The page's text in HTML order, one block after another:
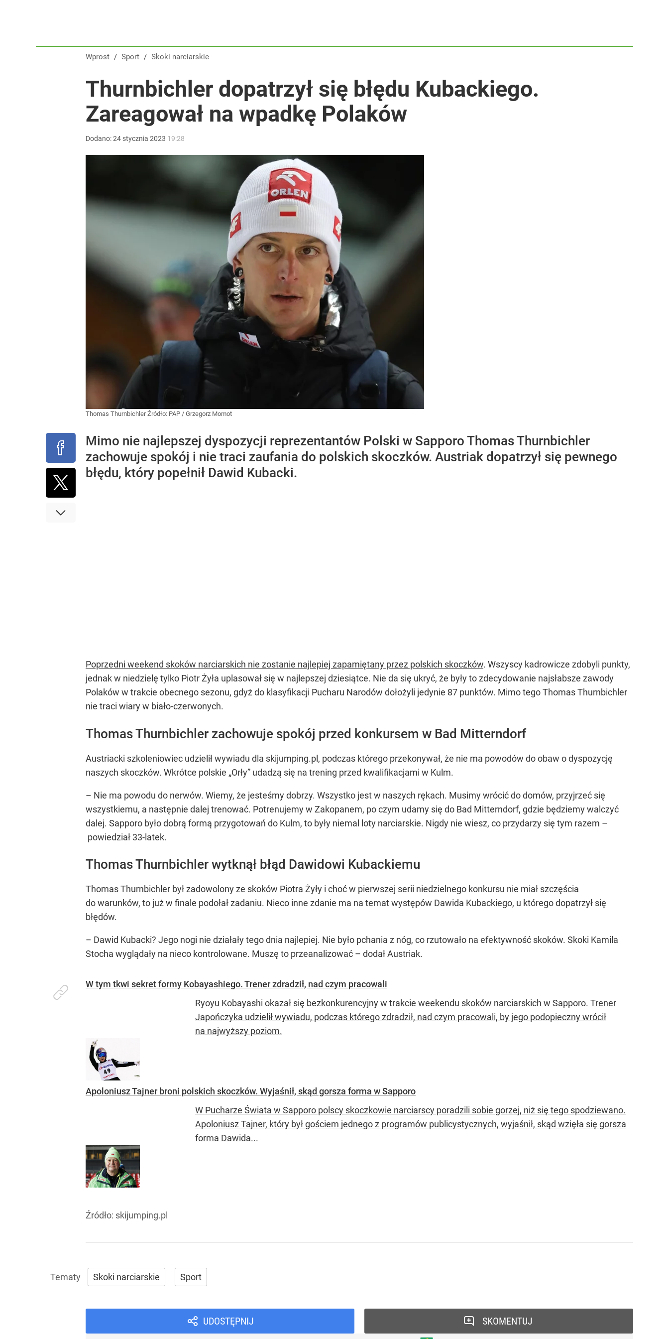
Wprost / Sport / Skoki narciarskie
Thurnbichler dopatrzył się błędu Kubackiego.
Zareagował na wpadkę Polaków
Dodano:24 stycznia 2023 19:28
Thomas ThurnbichlerŹródło: PAP / Grzegorz Momot
Mimo nie najlepszej dyspozycji reprezentantów Polski w Sapporo Thomas Thurnbichler
zachowuje spokój i nie traci zaufania do polskich skoczków. Austriak dopatrzył się pewnego
błędu, który popełnił Dawid Kubacki.
Poprzedni weekend skoków narciarskich nie zostanie najlepiej zapamiętany przez polskich skoczków. Wszyscy kadrowicze zdobyli punkty,
jednak w niedzielę tylko Piotr Żyła uplasował się w najlepszej dziesiątce. Nie da się ukryć, że były to zdecydowanie najsłabsze zawody
Polaków w trakcie obecnego sezonu, gdyż do klasyfikacji Pucharu Narodów dołożyli jedynie 87 punktów. Mimo tego Thomas Thurnbichler
nie traci wiary w biało-czerwonych.
Thomas Thurnbichler zachowuje spokój przed konkursem w Bad Mitterndorf
Austriacki szkoleniowiec udzielił wywiadu dla skijumping.pl, podczas którego przekonywał, że nie ma powodów do obaw o dyspozycję
naszych skoczków. Wkrótce polskie „Orły” udadzą się na trening przed kwalifikacjami w Kulm.
– Nie ma powodu do nerwów. Wiemy, że jesteśmy dobrzy. Wszystko jest w naszych rękach. Musimy wrócić do domów, przyjrzeć się
wszystkiemu, a następnie dalej trenować. Potrenujemy w Zakopanem, po czym udamy się do Bad Mitterndorf, gdzie będziemy walczyć
dalej. Sapporo było dobrą formą przygotowań do Kulm, to były niemal loty narciarskie. Nigdy nie wiesz, co przydarzy się tym razem –
powiedział 33-latek.
Thomas Thurnbichler wytknął błąd Dawidowi Kubackiemu
Thomas Thurnbichler był zadowolony ze skoków Piotra Żyły i choć w pierwszej serii niedzielnego konkursu nie miał szczęścia
do warunków, to już w finale podołał zadaniu. Nieco inne zdanie ma na temat występów Dawida Kubackiego, u którego dopatrzył się
błędów.
– Dawid Kubacki? Jego nogi nie działały tego dnia najlepiej. Nie było pchania z nóg, co rzutowało na efektywność skoków. Skoki Kamila
Stocha wyglądały na nieco kontrolowane. Muszę to przeanalizować – dodał Austriak.
W tym tkwi sekret formy Kobayashiego. Trener zdradził, nad czym pracowali
Ryoyu Kobayashi okazał się bezkonkurencyjny w trakcie weekendu skoków narciarskich w Sapporo. Trener
Japończyka udzielił wywiadu, podczas którego zdradził, nad czym pracowali, by jego podopieczny wrócił
na najwyższy poziom.
Apoloniusz Tajner broni polskich skoczków. Wyjaśnił, skąd gorsza forma w Sapporo
W Pucharze Świata w Sapporo polscy skoczkowie narciarscy poradzili sobie gorzej, niż się tego spodziewano.
Apoloniusz Tajner, który był gościem jednego z programów publicystycznych, wyjaśnił, skąd wzięła się gorsza
forma Dawida...
Źródło: skijumping.pl
Skoki narciarskie Sport
UDOSTĘPNIJ SKOMENTUJ